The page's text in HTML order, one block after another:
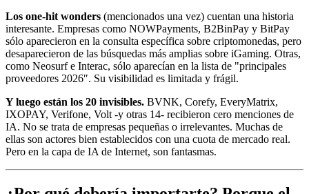
Los one-hit wonders (mencionados una vez) cuentan una historia
interesante. Empresas como NOWPayments, B2BinPay y BitPay
sólo aparecieron en la consulta específica sobre criptomonedas, pero
desaparecieron de las búsquedas más amplias sobre iGaming. Otras,
como Neosurf e Interac, sólo aparecían en la lista de "principales
proveedores 2026″. Su visibilidad es limitada y frágil.
Y luego están los 20 invisibles. BVNK, Corefy, EveryMatrix,
IXOPAY, Verifone, Volt -y otras 14- recibieron cero menciones de
IA. No se trata de empresas pequeñas o irrelevantes. Muchas de
ellas son actores bien establecidos con una cuota de mercado real.
Pero en la capa de IA de Internet, son fantasmas.